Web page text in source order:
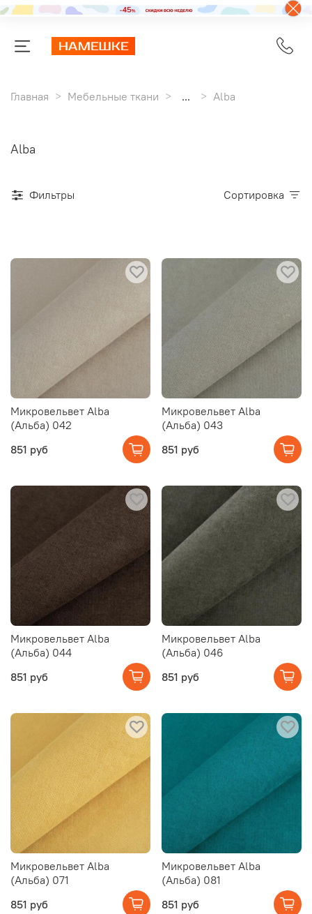
Главная Мебельные ткани ... Alba
Alba
Фильтры Сортировка
Микровельвет Alba
(Альба) 042
851 руб
Микровельвет Alba
(Альба) 043
851 руб
Микровельвет Alba
(Альба) 044
851 руб
Микровельвет Alba
(Альба) 046
851 руб
Микровельвет Alba
(Альба) 071
851 руб
Микровельвет Alba
(Альба) 081
851 руб